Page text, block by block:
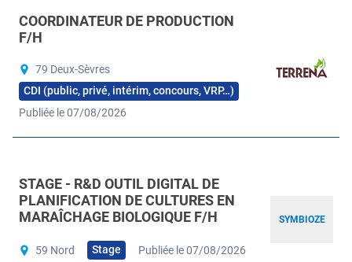
COORDINATEUR DE PRODUCTION
F/H
79 Deux-Sèvres
CDI (public, privé, intérim, concours, VRP…)
Publiée le 07/08/2026
SYMBIOZE
STAGE - R&D OUTIL DIGITAL DE
PLANIFICATION DE CULTURES EN
MARAÎCHAGE BIOLOGIQUE F/H
59 Nord Stage Publiée le 07/08/2026